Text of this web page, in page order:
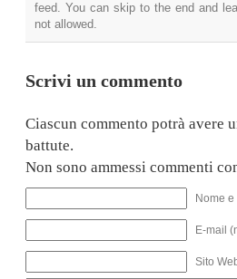
feed. You can skip to the end and
not allowed.
Scrivi un commento
Ciascun commento potrà avere
battute.
Non sono ammessi commenti
Nome
E-mail
Sito